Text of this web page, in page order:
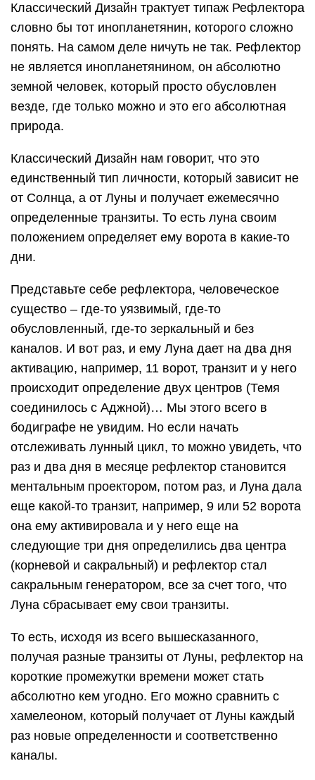
Классический Дизайн трактует типаж Рефлектора
словно бы тот инопланетянин, которого сложно
понять. На самом деле ничуть не так. Рефлектор
не является инопланетянином, он абсолютно
земной человек, который просто обусловлен
везде, где только можно и это его абсолютная
природа.
Классический Дизайн нам говорит, что это
единственный тип личности, который зависит не
от Солнца, а от Луны и получает ежемесячно
определенные транзиты. То есть луна своим
положением определяет ему ворота в какие-то
дни.
Представьте себе рефлектора, человеческое
существо – где-то уязвимый, где-то
обусловленный, где-то зеркальный и без
каналов. И вот раз, и ему Луна дает на два дня
активацию, например, 11 ворот, транзит и у него
происходит определение двух центров (Темя
соединилось с Аджной)… Мы этого всего в
бодиграфе не увидим. Но если начать
отслеживать лунный цикл, то можно увидеть, что
раз и два дня в месяце рефлектор становится
ментальным проектором, потом раз, и Луна дала
еще какой-то транзит, например, 9 или 52 ворота
она ему активировала и у него еще на
следующие три дня определились два центра
(корневой и сакральный) и рефлектор стал
сакральным генератором, все за счет того, что
Луна сбрасывает ему свои транзиты.
То есть, исходя из всего вышесказанного,
получая разные транзиты от Луны, рефлектор на
короткие промежутки времени может стать
абсолютно кем угодно. Его можно сравнить с
хамелеоном, который получает от Луны каждый
раз новые определенности и соответственно
каналы.